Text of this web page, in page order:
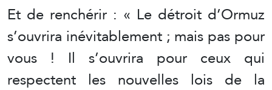
Et de renchérir : « Le détroit d’Ormuz
s’ouvrira inévitablement ; mais pas pour
vous ! Il s’ouvrira pour ceux qui
respectent les nouvelles lois de la